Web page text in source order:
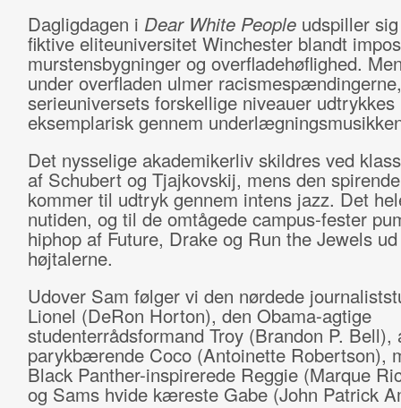
Dagligdagen i Dear White People udspiller
fiktive eliteuniversitet Winchester blandt
murstensbygninger og overfladehøflighed.
under overfladen ulmer
serieuniversets forskellige niveauer udtrykkes
eksemplarisk gennem
Det nysselige akademikerliv skildres ved
af Schubert og Tjajkovskij, mens den
kommer til udtryk gennem intens jazz. Det
nutiden, og til de omtågede campus-fester
hiphop af Future, Drake og Run the Jewels
højtalerne.
Udover Sam følger vi den nørdede
Lionel (DeRon Horton), den Obama-agtige
studenterrådsformand Troy (Brandon P. Bell),
parykbærende Coco (Antoinette Robertson),
Black Panther-inspirerede Reggie (Marque
og Sams hvide kæreste Gabe (John Patrick